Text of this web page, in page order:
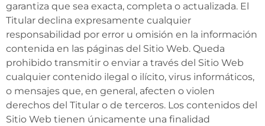
garantiza que sea exacta, completa o actualizada. El
Titular declina expresamente cualquier
responsabilidad por error u omisión en la información
contenida en las páginas del Sitio Web. Queda
prohibido transmitir o enviar a través del Sitio Web
cualquier contenido ilegal o ilícito, virus informáticos,
o mensajes que, en general, afecten o violen
derechos del Titular o de terceros. Los contenidos del
Sitio Web tienen únicamente una finalidad